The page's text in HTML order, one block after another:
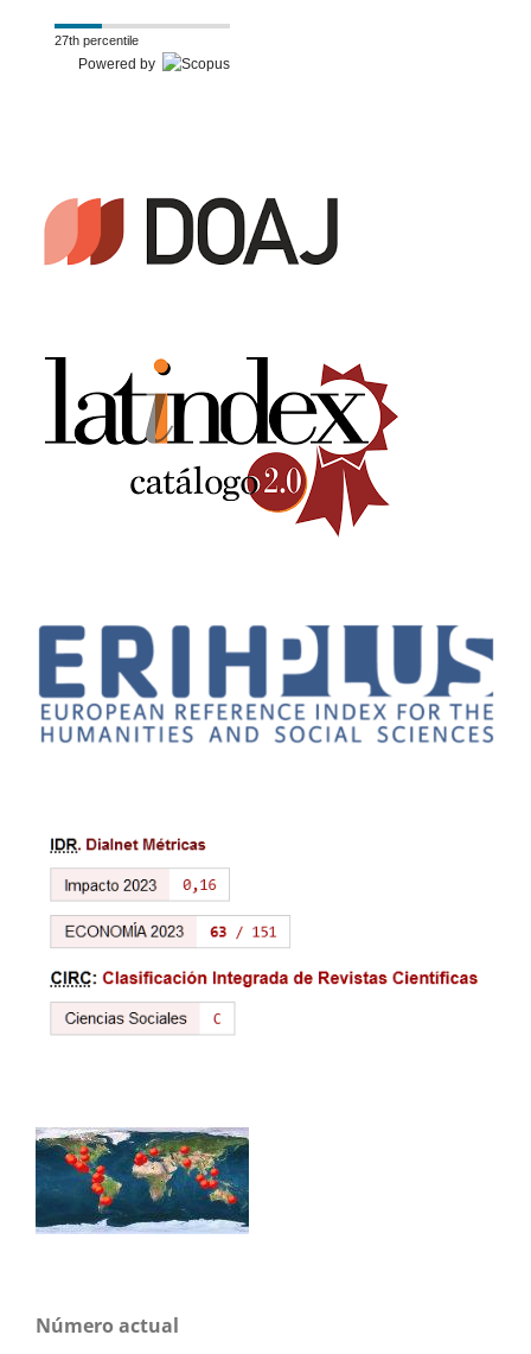
27th percentile
Powered by
Número actual